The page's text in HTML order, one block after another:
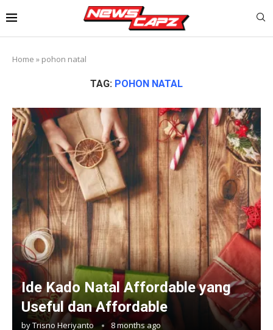
Home » pohon natal
TAG: POHON NATAL
Ide Kado Natal Affordable yang
Useful dan Affordable
byTrisno Heriyanto 8 months ago